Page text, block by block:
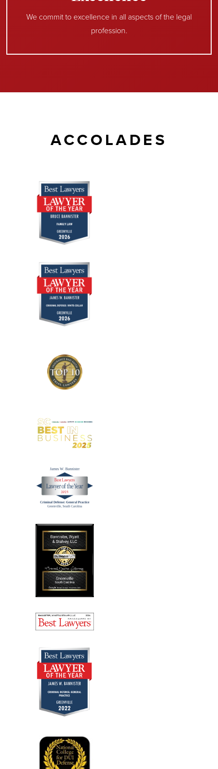
We commit to excellence in all aspects of the legal
profession.
ACCOLADES